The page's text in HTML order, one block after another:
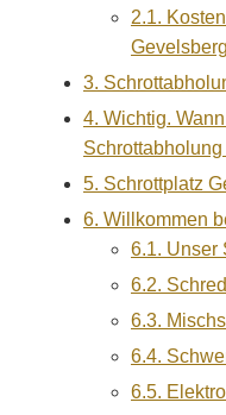
2.1.
3.
4. Wichtig.
5. Schrottplatz
6. Willkommen
6.1. Unser
6.2.
6.3.
6.4.
6.5.